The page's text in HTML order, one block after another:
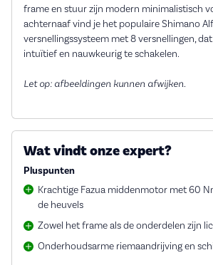
frame en stuur zijn modern minimalistisch
achternaaf vind je het populaire Shimano
versnellingssysteem met 8 versnellingen,
intuïtief en nauwkeurig te schakelen.
Let op: afbeeldingen kunnen afwijken.
Wat vindt onze expert?
Pluspunten
Krachtige Fazua middenmotor met 60
de heuvels
Zowel het frame als de onderdelen zijn
Onderhoudsarme riemaandrijving en